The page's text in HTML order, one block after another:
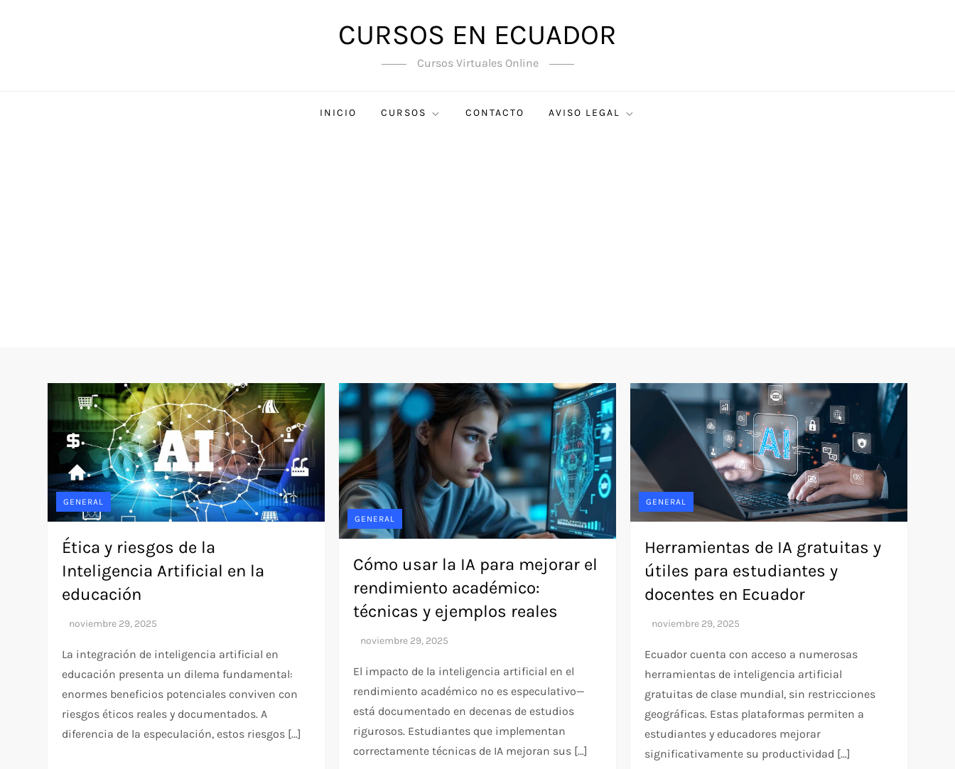
CURSOS EN ECUADOR
Cursos Virtuales Online
INICIO CURSOS CONTACTO AVISO LEGAL
GENERAL
Ética y riesgos de la
Inteligencia Artificial en la
educación
La integración de inteligencia artificial en
educación presenta un dilema fundamental:
enormes beneficios potenciales conviven con
riesgos éticos reales y documentados. A
diferencia de la especulación, estos riesgos […]
GENERAL
Cómo usar la IA para mejorar el
rendimiento académico:
técnicas y ejemplos reales
El impacto de la inteligencia artificial en el
rendimiento académico no es especulativo—
está documentado en decenas de estudios
rigurosos. Estudiantes que implementan
correctamente técnicas de IA mejoran sus […]
GENERAL
Herramientas de IA gratuitas y
útiles para estudiantes y
docentes en Ecuador
Ecuador cuenta con acceso a numerosas
herramientas de inteligencia artificial
gratuitas de clase mundial, sin restricciones
geográficas. Estas plataformas permiten a
estudiantes y educadores mejorar
significativamente su productividad […]